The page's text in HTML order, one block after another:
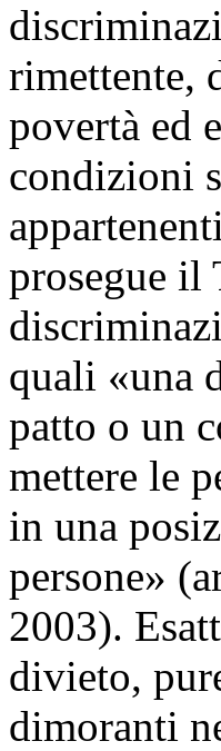
rimettente,
povertà ed
condizioni
prosegue il
quali «una
patto o un
mettere le
in una
persone»
2003).
divieto,
dimoranti